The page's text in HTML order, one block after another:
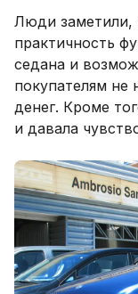
Люди заметили,
практичность
седана и
покупателям
денег. Кроме
и давала